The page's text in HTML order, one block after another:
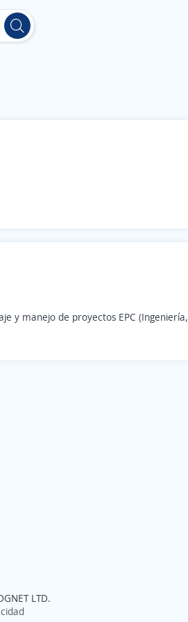
y manejo de proyectos EPC (Ingeniería,
LTD.